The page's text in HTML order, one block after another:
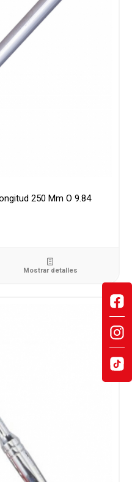
250 Mm O 9.84
Mostrar detalles